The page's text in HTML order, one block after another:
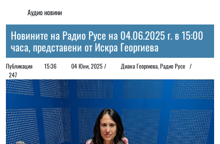
Аудио новини
Новините на Радио Русе на 04.06.2025 г. в 15:00
часа, представени от Искра Георгиева
Публикация 15:36 04 Юни, 2025 /
Диана Георгиeва, Радио Русе /
247